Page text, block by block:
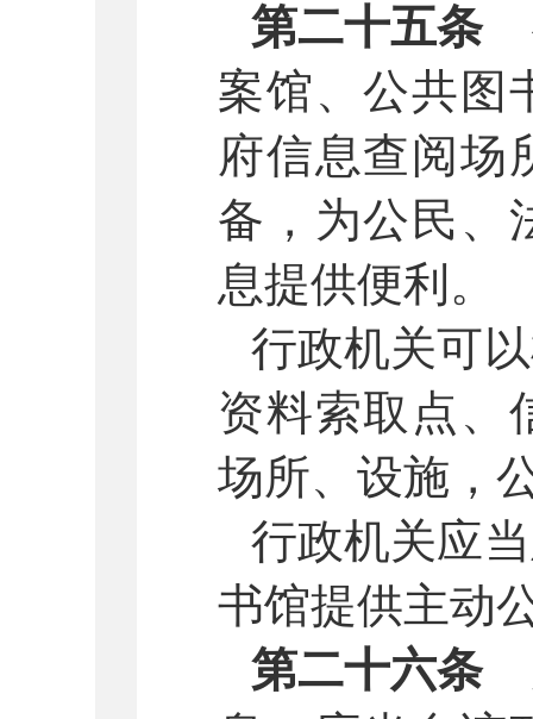
第二十五条
案馆、公共图
府信息查阅场
备，为公民、
息提供便利。
行政机关可
资料索取点、
场所、设施，
行政机关应
书馆提供主动
第二十六条